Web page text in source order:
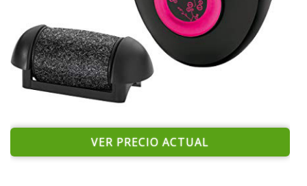
VER PRECIO ACTUAL